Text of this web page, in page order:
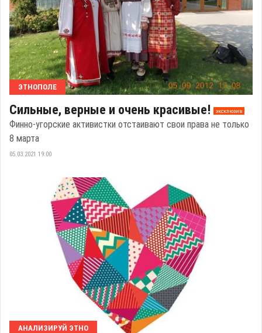
ЭТНОПОЛЕ
Сильные, верные и очень красивые! эксклюзив
Финно-угорские активистки отстаивают свои права не только
8 марта
05.03.2021 19:00
АНАЛИЗИРУЙ ЭТНО